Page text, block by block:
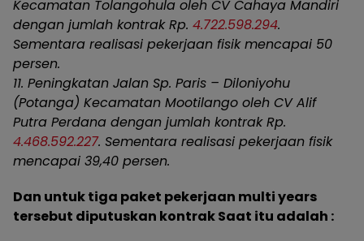
Kecamatan Tolangohula oleh CV Cahaya Mandiri
dengan jumlah kontrak Rp. 4.722.598.294.
Sementara realisasi pekerjaan fisik mencapai 50
persen.
11. Peningkatan Jalan Sp. Paris – Diloniyohu
(Potanga) Kecamatan Mootilango oleh CV Alif
Putra Perdana dengan jumlah kontrak Rp.
4.468.592.227. Sementara realisasi pekerjaan fisik
mencapai 39,40 persen.
Dan untuk tiga paket pekerjaan multi years
tersebut diputuskan kontrak Saat itu adalah :